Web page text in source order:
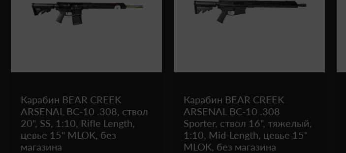
Карабин BEAR CREEK
ARSENAL BC-10 .308, ствол
20", SS, 1:10, Rifle Length,
цевье 15" MLOK, без
магазина
Карабин BEAR CREEK
ARSENAL BC-10 .308
Sporter, ствол 16", тяжелый,
1:10, Mid-Length, цевье 15"
MLOK, без магазина